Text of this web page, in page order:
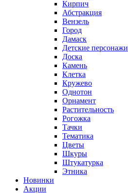
Кирпич
Абстракция
Вензель
Город
Дамаск
Детские персонажи
Доска
Камень
Клетка
Кружево
Однотон
Орнамент
Растительность
Рогожка
Тачки
Тематика
Цветы
Шкуры
Штукатурка
Этника
Новинки
Акции